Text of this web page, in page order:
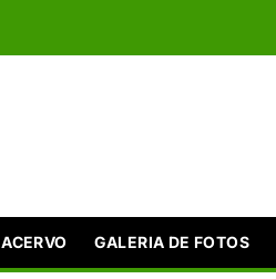
ACERVO GALERIA DE FOTOS